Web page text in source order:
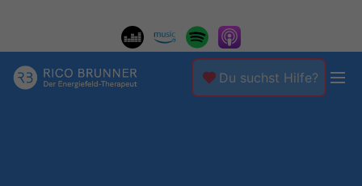
Du suchst Hilfe?